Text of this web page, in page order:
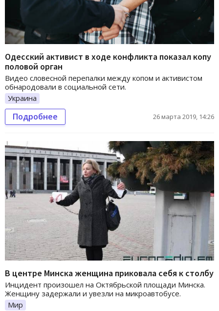
Одесский активист в ходе конфликта показал копу
половой орган
Видео словесной перепалки между копом и активистом
обнародовали в социальной сети.
Украина
Подробнее 26 марта 2019, 14:26
В центре Минска женщина приковала себя к столбу
Инцидент произошел на Октябрьской площади Минска.
Женщину задержали и увезли на микроавтобусе.
Мир